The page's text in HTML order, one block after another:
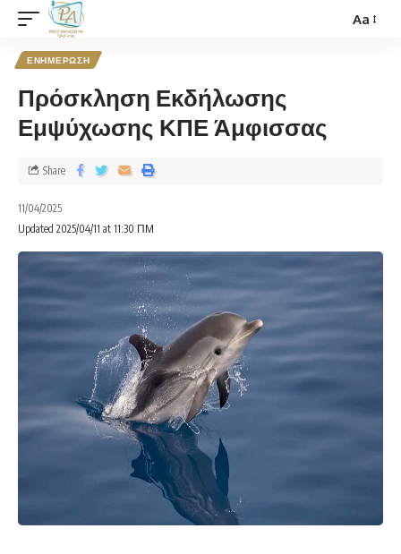
Aa
ΕΝΗΜΕΡΩΣΗ
Πρόσκληση Εκδήλωσης
Εμψύχωσης ΚΠΕ Άμφισσας
11/04/2025
Updated 2025/04/11 at 11:30 ΠΜ
Share